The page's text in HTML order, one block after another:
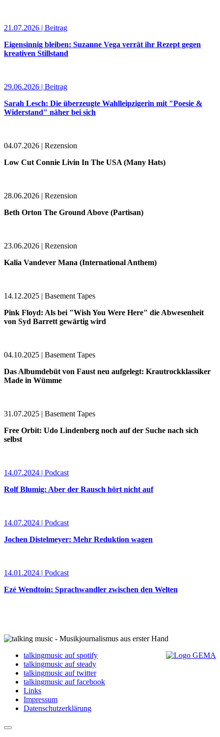
21.07.2026 | Beitrag
Eigensinnig bleiben: Suzanne Vega verrät ihr Rezept gegen
kreativen Stillstand
29.06.2026 | Beitrag
Sarah Lesch: Die überzeugte Wahlleipzigerin mit "Poesie &
Widerstand" näher bei sich
04.07.2026 | Rezension
Low Cut Connie Livin In The USA (Many Hats)
28.06.2026 | Rezension
Beth Orton The Ground Above (Partisan)
23.06.2026 | Rezension
Kalia Vandever Mana (International Anthem)
14.12.2025 | Basement Tapes
Pink Floyd: Als bei "Wish You Were Here" die Abwesenheit
von Syd Barrett gewärtig wird
04.10.2025 | Basement Tapes
Das Albumdebüt von Faust neu aufgelegt: Krautrockklassiker
Made in Wümme
31.07.2025 | Basement Tapes
Free Orbit: Udo Lindenberg noch auf der Suche nach sich
selbst
14.07.2024 | Podcast
Rolf Blumig: Aber der Rausch hört nicht auf
14.07.2024 | Podcast
Jochen Distelmeyer: Mehr Reduktion wagen
14.01.2024 | Podcast
Ezé Wendtoin: Sprachwandler zwischen den Welten
talkingmusic auf spotify
talkingmusic auf steady
talkingmusic auf twitter
talkingmusic auf facebook
Links
Impressum
Datenschutzerklärung